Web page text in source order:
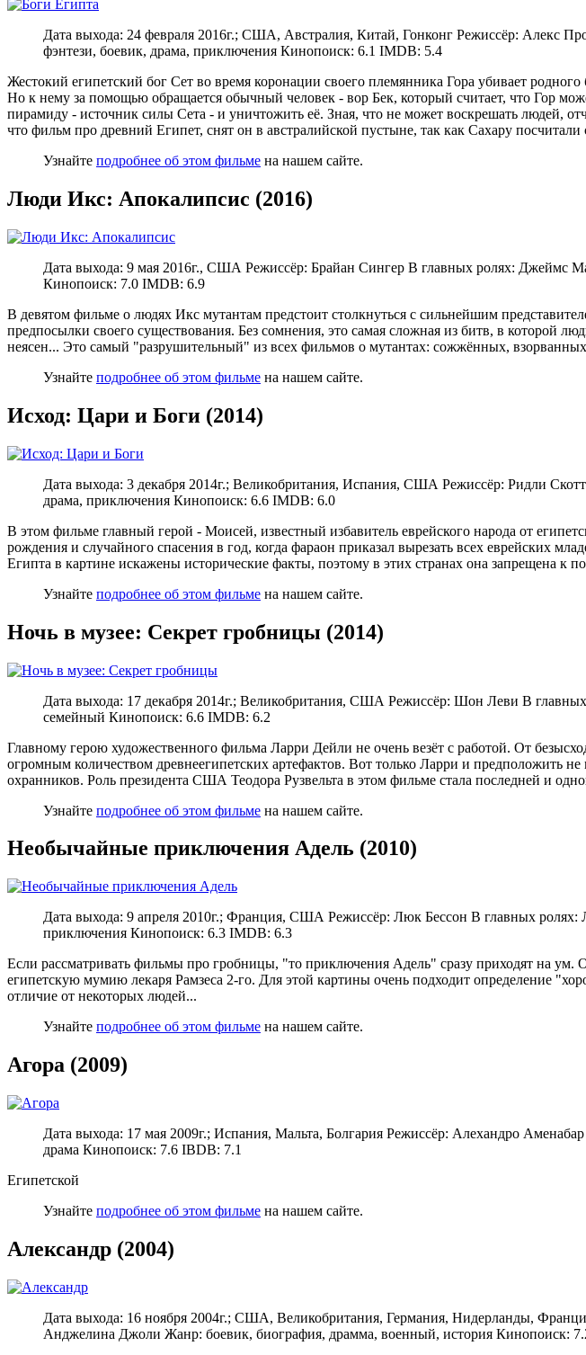
Дата выхода: 24 февраля 2016г.; США, Австралия, Китай, Гонконг Режиссёр: Алекс
фэнтези, боевик, драма, приключения Кинопоиск: 6.1 IMDB: 5.4
Жестокий египетский бог Сет во время коронации своего племянника Гора убивает
Но к нему за помощью обращается обычный человек - вор Бек, который считает, что Гор
пирамиду - источник силы Сета - и уничтожить её. Зная, что не может воскрешать людей,
что фильм про древний Египет, снят он в австралийской пустыне, так как Сахару
Узнайте подробнее об этом фильме на нашем сайте.
Люди Икс: Апокалипсис (2016)
Дата выхода: 9 мая 2016г., США Режиссёр: Брайан Сингер В главных ролях: Джеймс
Кинопоиск: 7.0 IMDB: 6.9
В девятом фильме о людях Икс мутантам предстоит столкнуться с сильнейшим
предпосылки своего существования. Без сомнения, это самая сложная из битв, в которой
неясен... Это самый "разрушительный" из всех фильмов о мутантах: сожжённых,
Узнайте подробнее об этом фильме на нашем сайте.
Исход: Цари и Боги (2014)
Дата выхода: 3 декабря 2014г.; Великобритания, Испания, США Режиссёр: Ридли
драма, приключения Кинопоиск: 6.6 IMDB: 6.0
В этом фильме главный герой - Моисей, известный избавитель еврейского народа от
рождения и случайного спасения в год, когда фараон приказал вырезать всех еврейских
Египта в картине искажены исторические факты, поэтому в этих странах она запрещена к
Узнайте подробнее об этом фильме на нашем сайте.
Ночь в музее: Секрет гробницы (2014)
Дата выхода: 17 декабря 2014г.; Великобритания, США Режиссёр: Шон Леви В
семейный Кинопоиск: 6.6 IMDB: 6.2
Главному герою художественного фильма Ларри Дейли не очень везёт с работой. От
огромным количеством древнеегипетских артефактов. Вот только Ларри и предположить
охранников. Роль президента США Теодора Рузвельта в этом фильме стала последней и
Узнайте подробнее об этом фильме на нашем сайте.
Необычайные приключения Адель (2010)
Дата выхода: 9 апреля 2010г.; Франция, США Режиссёр: Люк Бессон В главных
приключения Кинопоиск: 6.3 IMDB: 6.3
Если рассматривать фильмы про гробницы, "то приключения Адель" сразу приходят на
египетскую мумию лекаря Рамзеса 2-го. Для этой картины очень подходит определение
отличие от некоторых людей...
Узнайте подробнее об этом фильме на нашем сайте.
Агора (2009)
Дата выхода: 17 мая 2009г.; Испания, Мальта, Болгария Режиссёр: Алехандро
драма Кинопоиск: 7.6 IBDB: 7.1
Египетской
Узнайте подробнее об этом фильме на нашем сайте.
Александр (2004)
Дата выхода: 16 ноября 2004г.; США, Великобритания, Германия, Нидерланды,
Анджелина Джоли Жанр: боевик, биография, драмма, военный, история Кинопоиск: